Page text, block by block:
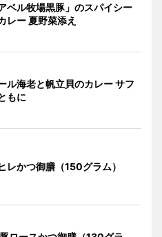
ベル牧場黒豚」のスパイシー
レー 夏野菜添え
ル海老と帆立貝のカレー サフ
もに
レかつ御膳（150グラム）